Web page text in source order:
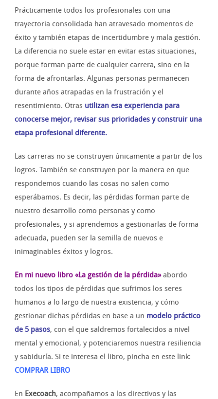
Prácticamente todos los profesionales con una
trayectoria consolidada han atravesado momentos de
éxito y también etapas de incertidumbre y mala gestión.
La diferencia no suele estar en evitar estas situaciones,
porque forman parte de cualquier carrera, sino en la
forma de afrontarlas. Algunas personas permanecen
durante años atrapadas en la frustración y el
resentimiento. Otras utilizan esa experiencia para
conocerse mejor, revisar sus prioridades y construir una
etapa profesional diferente.
Las carreras no se construyen únicamente a partir de los
logros. También se construyen por la manera en que
respondemos cuando las cosas no salen como
esperábamos. Es decir, las pérdidas forman parte de
nuestro desarrollo como personas y como
profesionales, y si aprendemos a gestionarlas de forma
adecuada, pueden ser la semilla de nuevos e
inimaginables éxitos y logros.
En mi nuevo libro «La gestión de la pérdida»abordo
todos los tipos de pérdidas que sufrimos los seres
humanos a lo largo de nuestra existencia, y cómo
gestionar dichas pérdidas en base a un modelo práctico
de 5 pasos, con el que saldremos fortalecidos a nivel
mental y emocional, y potenciaremos nuestra resiliencia
y sabiduría. Si te interesa el libro, pincha en este link:
COMPRAR LIBRO
En Execoach, acompañamos a los directivos y las